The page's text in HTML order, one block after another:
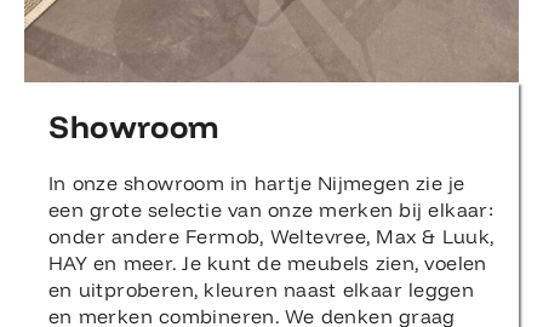
Showroom
In onze showroom in hartje Nijmegen zie je
een grote selectie van onze merken bij elkaar:
onder andere Fermob, Weltevree, Max & Luuk,
HAY en meer. Je kunt de meubels zien, voelen
en uitproberen, kleuren naast elkaar leggen
en merken combineren. We denken graag